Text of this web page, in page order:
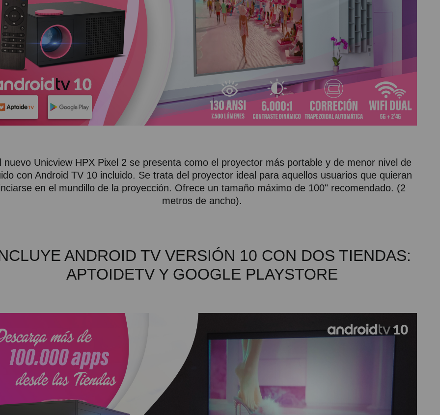
nuevo Unicview HPX Pixel 2 se presenta como el proyector más portable y de menor nivel de
con Android TV 10 incluido. Se trata del proyector ideal para aquellos usuarios que quieran
en el mundillo de la proyección. Ofrece un tamaño máximo de 100" recomendado. (2
metros de ancho).
ANDROID TV VERSIÓN 10 CON DOS TIENDAS:
APTOIDETV Y GOOGLE PLAYSTORE